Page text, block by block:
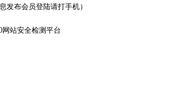
发布会员登陆请打手机）
网站安全检测平台